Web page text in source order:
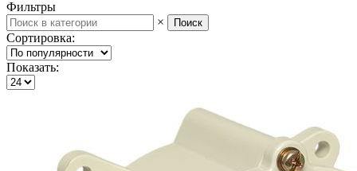
Фильтры
×
Поиск
Сортировка:
Показать: